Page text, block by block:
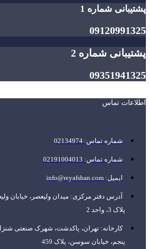
پشتیبانی شماره 1
09120991325
پشتیبانی شماره 2
09351941325
اطلاعات تماس
شماره تماس: 02134974
شماره تماس: 02191004013
ایمیل: info@reyafshan.com
آدرس دفتر مرکزی: میدان ولیعصر، خیابان
پلاک 3، واحد 2
کارخانه: تهران، پاکدشت، شهرک صنعتی
پنجم، خیابان سوسن، پلاک 459